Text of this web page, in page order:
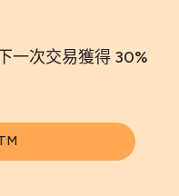
一次交易獲得 30%